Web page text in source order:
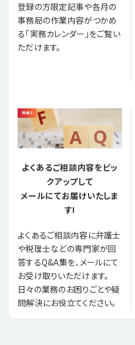
登録の方限定記事や各月の
事務局の作業内容がつかめ
る「実務カレンダー」をご覧い
ただけます。
よくあるご相談内容をピッ
クアップして
メールにてお届けいたしま
す!
よくあるご相談内容に弁護士
や税理士などの専門家が回
答するQ&A集を、メールにて
お受け取りいただけます。
日々の業務のお困りごとや疑
問解決にお役立てください。